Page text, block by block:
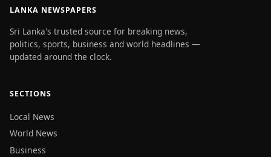
LANKA NEWSPAPERS
Sri Lanka's trusted source for breaking news,
politics, sports, business and world headlines —
updated around the clock.
SECTIONS
Local News
World News
Business